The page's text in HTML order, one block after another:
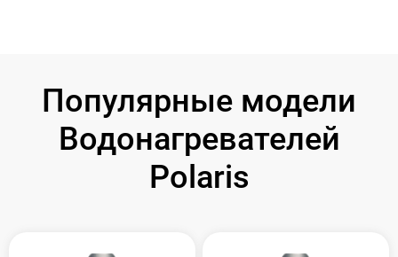
Популярные модели
Водонагревателей
Polaris